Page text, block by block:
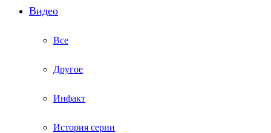
Видео
Все
Другое
Инфакт
История серии